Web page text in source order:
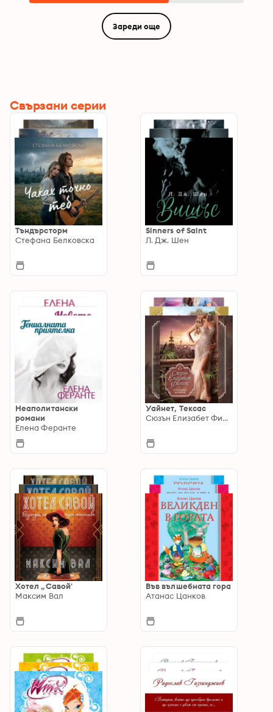
Зареди още
Свързани серии
Тъндърсторм
Стефана Белковска
Sinners of Saint
Л. Дж. Шен
Неаполитански
романи
Елена Феранте
Уайнет, Тексас
Сюзън Елизабет Филипс
Хотел „Савой'
Максим Вал
Във вълшебната гора
Атанас Цанков